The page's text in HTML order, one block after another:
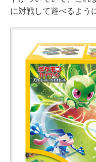
に対戦して遊べるよう